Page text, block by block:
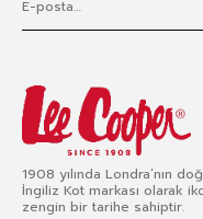
1908 yılında Londra’nın
İngiliz Kot markası olarak
zengin bir tarihe sahiptir.